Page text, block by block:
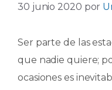
30 junio 2020 por
Ser parte de las
que nadie quiere;
ocasiones es